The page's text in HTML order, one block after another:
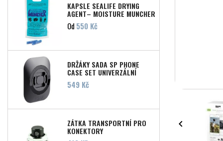
KAPSLE SEALIFE DRYING
AGENT– MOISTURE MUNCHER
Od Cena
550 Kč
DRŽÁKY SADA SP PHONE
CASE SET UNIVERZÁLNÍ
Cena
549 Kč
ZÁTKA TRANSPORTNÍ PRO
KONEKTORY
